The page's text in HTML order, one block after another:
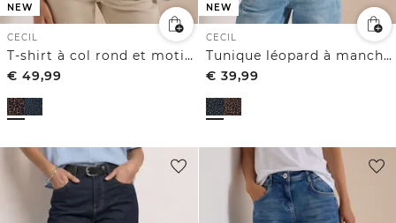
NEW
CECIL
T-shirt à col rond et motif léopard
€ 49,99
NEW
CECIL
Tunique léopard à manches 3/4 et col fendu
€ 39,99